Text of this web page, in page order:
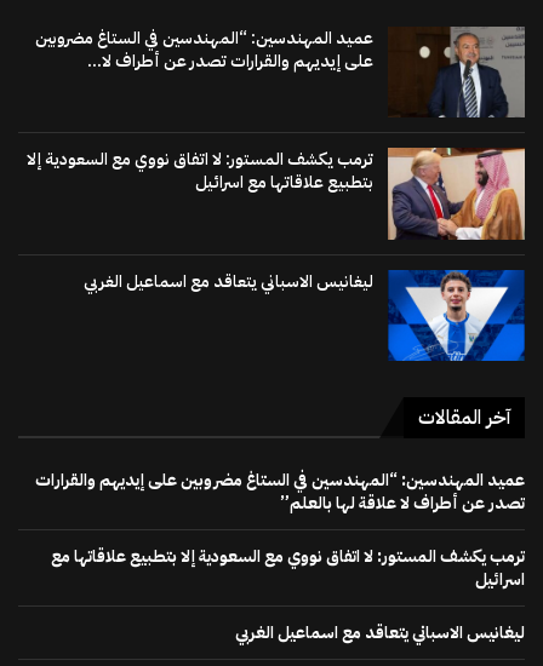
عميد المهندسين: “المهندسين في الستاغ مضروبين
على إيديهم والقرارات تصدر عن أطراف لا...
ترمب يكشف المستور: لا اتفاق نووي مع السعودية إلا
بتطبيع علاقاتها مع اسرائيل
ليغانيس الاسباني يتعاقد مع اسماعيل الغربي
آخر المقالات
عميد المهندسين: “المهندسين في الستاغ مضروبين على إيديهم والقرارات
تصدر عن أطراف لا علاقة لها بالعلم”
ترمب يكشف المستور: لا اتفاق نووي مع السعودية إلا بتطبيع علاقاتها مع
اسرائيل
ليغانيس الاسباني يتعاقد مع اسماعيل الغربي